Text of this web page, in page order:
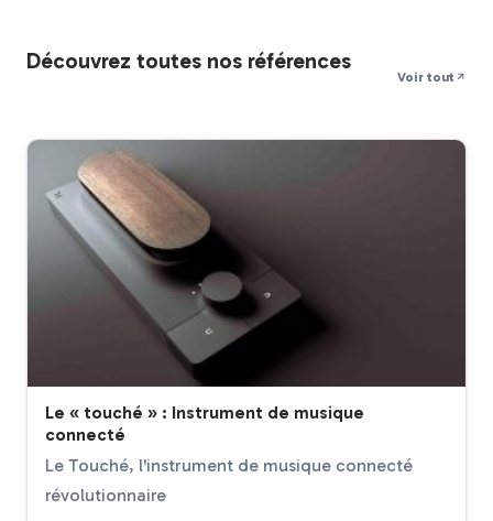
Découvrez toutes nos références
Voir tout
Le « touché » : Instrument de musique
connecté
Le Touché, l'instrument de musique connecté
révolutionnaire